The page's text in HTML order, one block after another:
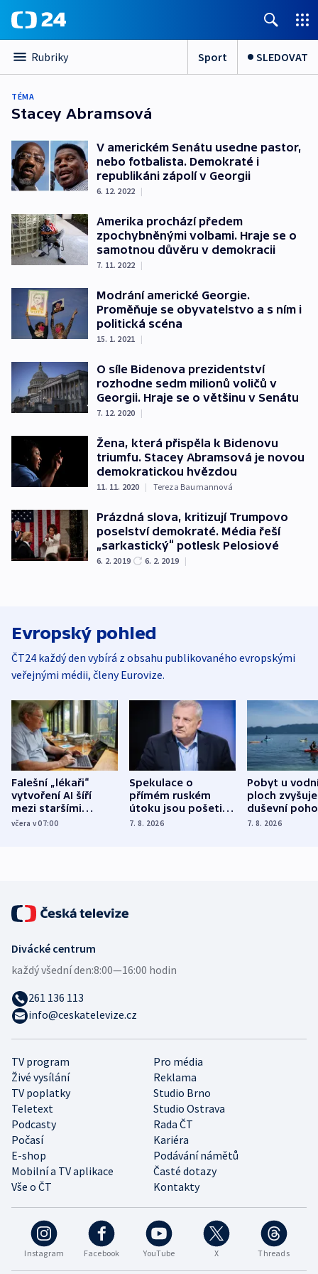
Rubriky Sport SLEDOVAT
TÉMA
Stacey Abramsová
V americkém Senátu usedne pastor,
nebo fotbalista. Demokraté i
republikáni zápolí v Georgii
6. 12. 2022 |
Amerika prochází předem
zpochybněnými volbami. Hraje se o
samotnou důvěru v demokracii
7. 11. 2022 |
Modrání americké Georgie.
Proměňuje se obyvatelstvo a s ním i
politická scéna
15. 1. 2021 |
O síle Bidenova prezidentství
rozhodne sedm milionů voličů v
Georgii. Hraje se o většinu v Senátu
7. 12. 2020 |
Žena, která přispěla k Bidenovu
triumfu. Stacey Abramsová je novou
demokratickou hvězdou
11. 11. 2020 | Tereza Baumannová
Prázdná slova, kritizují Trumpovo
poselství demokraté. Média řeší
„sarkastický“ potlesk Pelosiové
6. 2. 2019 6. 2. 2019 |
Evropský pohled
ČT24 každý den vybírá z obsahu publikovaného evropskými
veřejnými médii, členy Eurovize.
Falešní „lékaři“
vytvoření AI šíří
mezi staršími
Poláky nebezpečné
včera v 07:00
Spekulace o
přímém ruském
útoku jsou pošetilé,
míní estonský
7. 8. 2026
Pobyt u
ploch zvyšuje
duševní
ukázala
7. 8. 2026
Instagram Facebook YouTube X Threads
TV program
Pro média
Živé vysílání
Reklama
TV poplatky
Studio Brno
Teletext
Studio Ostrava
Podcasty
Rada ČT
Počasí
Kariéra
E-shop
Podávání námětů
Mobilní a TV aplikace
Časté dotazy
Vše o ČT
Kontakty
Divácké centrum
každý všední den:8:00—16:00 hodin
261 136 113
info@ceskatelevize.cz